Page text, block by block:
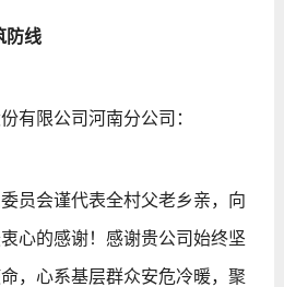
防线
有限公司河南分公司：
会谨代表全村父老乡亲，向
心的感谢！感谢贵公司始终坚
，心系基层群众安危冷暖，聚